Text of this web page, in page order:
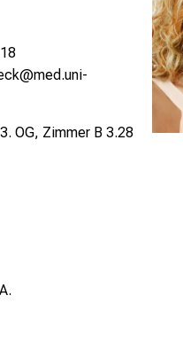
OG, Zimmer B 3.28